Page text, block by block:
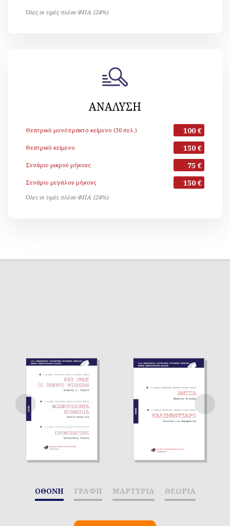
Όλες οι τιμές πλέον ΦΠΑ (24%)
ΑΝΑΛΥΣΗ
Θεατρικό μονόπρακτο κείμενο (30 σελ.) 100 €
Θεατρικό κείμενο 150 €
Σενάριο μικρού μήκους 75 €
Σενάριο μεγάλου μήκους 150 €
Όλες οι τιμές πλέον ΦΠΑ (24%)
ΟΘΟΝΗ ΓΡΑΦΗ ΜΑΡΤΥΡΙΑ ΘΕΩΡΙΑ